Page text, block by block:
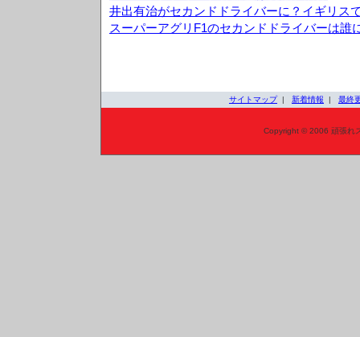
井出有治がセカンドドライバーに？イギリス
スーパーアグリF1のセカンドドライバーは誰
サイトマップ| 新着情報 | 最終
Copyright © 2006 頑張れ